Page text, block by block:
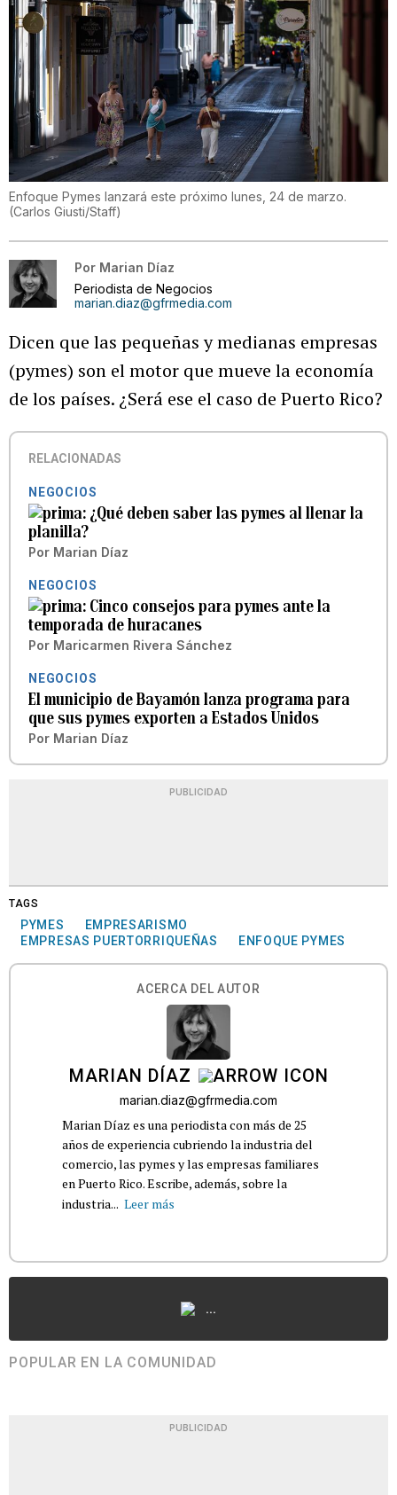
Enfoque Pymes lanzará este próximo lunes, 24 de marzo.
(Carlos Giusti/Staff)
Por Marian Díaz
Periodista de Negocios
marian.diaz@gfrmedia.com
Dicen que las pequeñas y medianas empresas
(pymes) son el motor que mueve la economía
de los países. ¿Será ese el caso de Puerto Rico?
RELACIONADAS
NEGOCIOS
¿Qué deben saber las pymes al llenar la
planilla?
Por Marian Díaz
NEGOCIOS
Cinco consejos para pymes ante la
temporada de huracanes
Por Maricarmen Rivera Sánchez
NEGOCIOS
El municipio de Bayamón lanza programa para
que sus pymes exporten a Estados Unidos
Por Marian Díaz
PUBLICIDAD
TAGS
PYMES
EMPRESARISMO
EMPRESAS PUERTORRIQUEÑAS
ENFOQUE PYMES
ACERCA DEL AUTOR
MARIAN DÍAZ
marian.diaz@gfrmedia.com
Marian Díaz es una periodista con más de 25
años de experiencia cubriendo la industria del
comercio, las pymes y las empresas familiares
en Puerto Rico. Escribe, además, sobre la
industria... Leer más
...
POPULAR EN LA COMUNIDAD
PUBLICIDAD